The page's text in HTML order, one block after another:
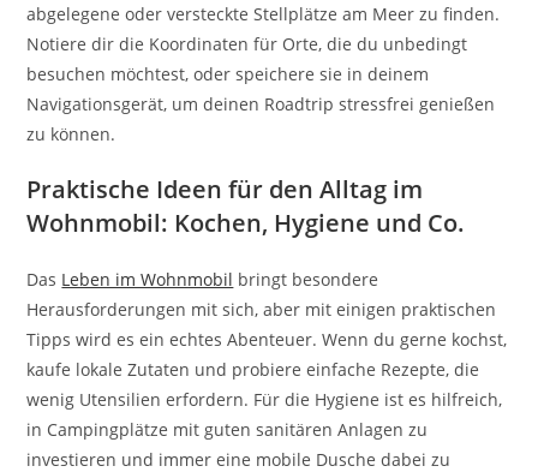
abgelegene oder versteckte Stellplätze am Meer zu finden.
Notiere dir die Koordinaten für Orte, die du unbedingt
besuchen möchtest, oder speichere sie in deinem
Navigationsgerät, um deinen Roadtrip stressfrei genießen
zu können.
Praktische Ideen für den Alltag im
Wohnmobil: Kochen, Hygiene und Co.
Das Leben im Wohnmobil bringt besondere
Herausforderungen mit sich, aber mit einigen praktischen
Tipps wird es ein echtes Abenteuer. Wenn du gerne kochst,
kaufe lokale Zutaten und probiere einfache Rezepte, die
wenig Utensilien erfordern. Für die Hygiene ist es hilfreich,
in Campingplätze mit guten sanitären Anlagen zu
investieren und immer eine mobile Dusche dabei zu